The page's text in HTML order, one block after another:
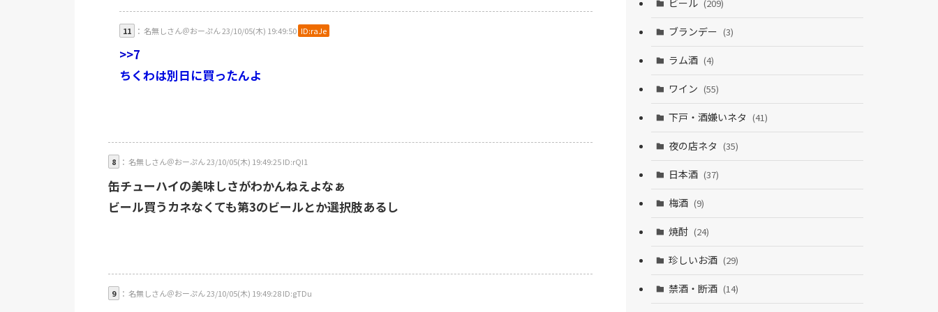
11 ： 名無しさん＠おーぷん 23/10/05(木) 19:49:50 ID:raJe
>>7
ちくわは別日に買ったんよ
8 ： 名無しさん＠おーぷん 23/10/05(木) 19:49:25 ID:rQI1
缶チューハイの美味しさがわかんねえよなぁ
ビール買うカネなくても第3のビールとか選択肢あるし
9 ： 名無しさん＠おーぷん 23/10/05(木) 19:49:28 ID:gTDu
ビール (209)
ブランデー (3)
ラム酒 (4)
ワイン (55)
下戸・酒嫌いネタ (41)
夜の店ネタ (35)
日本酒 (37)
梅酒 (9)
焼酎 (24)
珍しいお酒 (29)
禁酒・断酒 (14)